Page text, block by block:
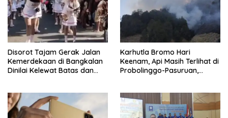
Disorot Tajam Gerak Jalan
Kemerdekaan di Bangkalan
Dinilai Kelewat Batas dan
Karhutla Bromo Hari
Keenam, Api Masih Terlihat di
Probolinggo-Pasuruan,